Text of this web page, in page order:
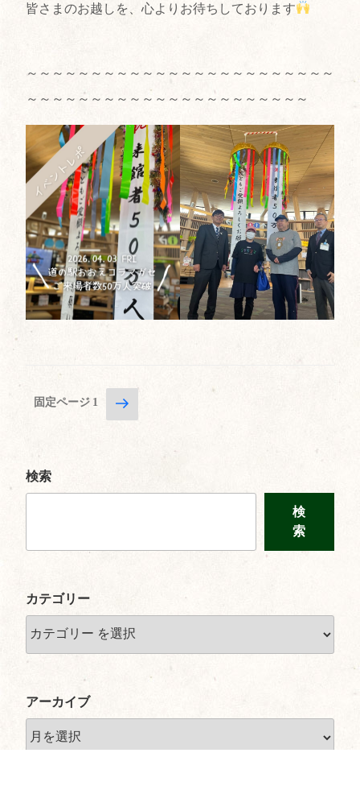
皆さまのお越しを、心よりお待ちしております
～～～～～～～～～～～～～～～～～～～～～～～～
～～～～～～～～～～～～～～～～～～～～～～
投
ペ
ー
送
固定ページ 1
次
の
検索
検
索
カテゴリー
アーカイブ